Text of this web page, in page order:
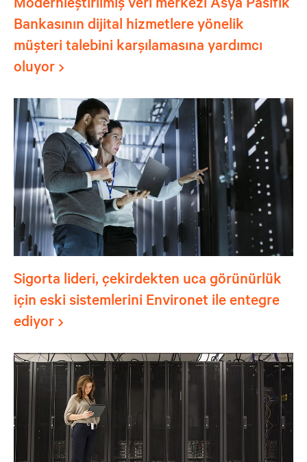
Bankasının dijital hizmetlere yönelik
müşteri talebini karşılamasına yardımcı
oluyor
Sigorta lideri, çekirdekten uca görünürlük
için eski sistemlerini Environet ile entegre
ediyor